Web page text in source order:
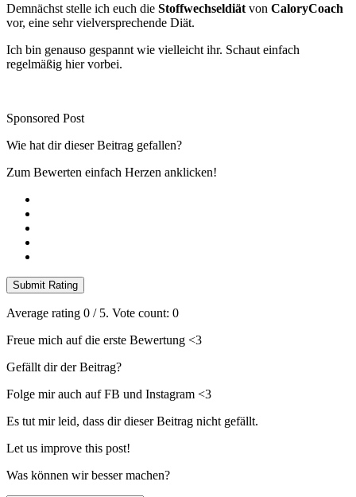
Demnächst stelle ich euch die Stoffwechseldiät von CaloryCoach
vor, eine sehr vielversprechende Diät.
Ich bin genauso gespannt wie vielleicht ihr. Schaut einfach
regelmäßig hier vorbei.
Sponsored Post
Wie hat dir dieser Beitrag gefallen?
Zum Bewerten einfach Herzen anklicken!
Submit Rating
Average rating 0 / 5. Vote count: 0
Freue mich auf die erste Bewertung <3
Gefällt dir der Beitrag?
Folge mir auch auf FB und Instagram <3
Es tut mir leid, dass dir dieser Beitrag nicht gefällt.
Let us improve this post!
Was können wir besser machen?